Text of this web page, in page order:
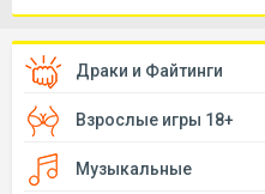
Драки и Файтинги
Взрослые игры 18+
Музыкальные